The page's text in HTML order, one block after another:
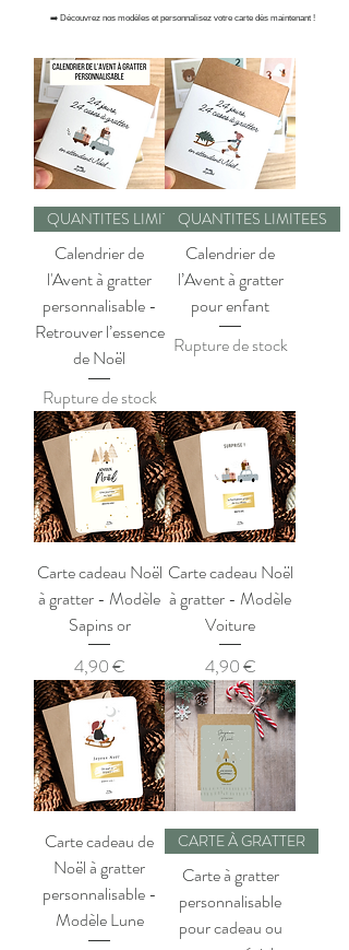
➡️ Découvrez nos modèles et personnalisez votre carte dès maintenant !
QUANTITES LIMITEES
Calendrier de
l'Avent à gratter
personnalisable -
Retrouver l’essence
de Noël
Rupture de stock
QUANTITES LIMITEES
Calendrier de
l’Avent à gratter
pour enfant
Rupture de stock
Carte cadeau Noël
à gratter - Modèle
Sapins or
Prix
4,90 €
Carte cadeau Noël
à gratter - Modèle
Voiture
Prix
4,90 €
Carte cadeau de
Noël à gratter
personnalisable -
Modèle Lune
CARTE À GRATTER
Carte à gratter
personnalisable
pour cadeau ou